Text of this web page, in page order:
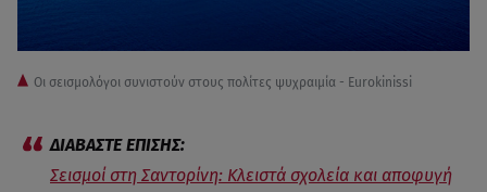
Οι σεισμολόγοι συνιστούν στους πολίτες ψυχραιμία - Eurokinissi
Σεισμοί στη Σαντορίνη: Κλειστά σχολεία και αποφυγή